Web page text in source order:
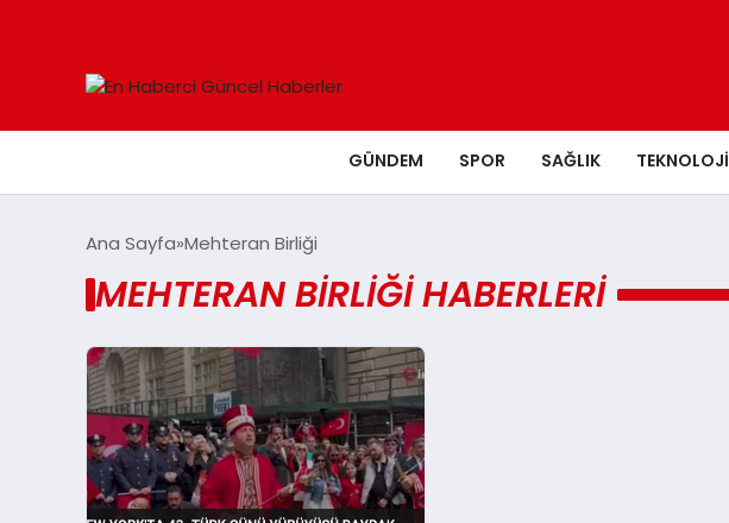
GÜNDEM SPOR SAĞLIK TEKNOLOJI
Ana Sayfa Mehteran Birliği
MEHTERAN BIRLIĞI HABERLERI